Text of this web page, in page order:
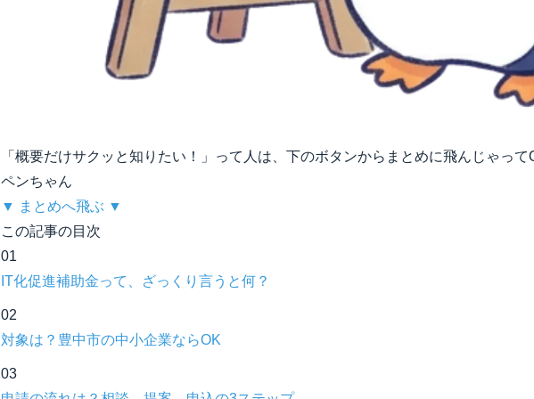
「概要だけサクッと知りたい！」って人は、下のボタンからまとめに飛んじゃって
ペンちゃん
▼ まとめへ飛ぶ ▼
この記事の目次
01
IT化促進補助金って、ざっくり言うと何？
02
対象は？豊中市の中小企業ならOK
03